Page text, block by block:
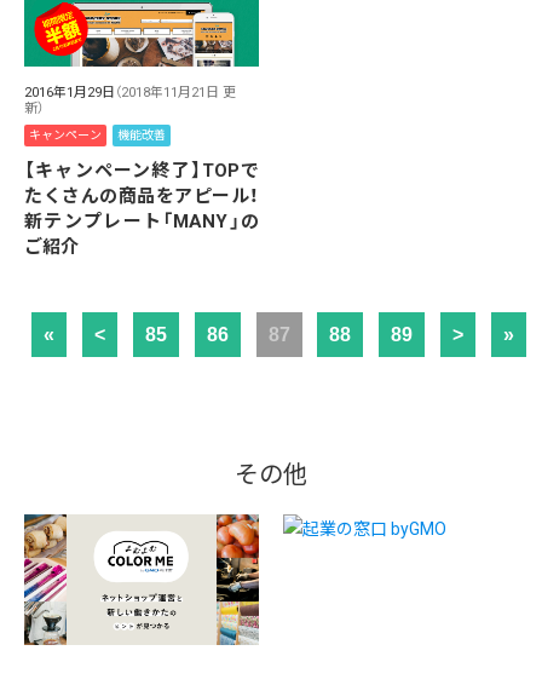
2016年1月29日 （2018年11月21日 更
新）
キャンペーン 機能改善
【キャンペーン終了】TOPで
たくさんの商品をアピール！
新テンプレート「MANY」の
ご紹介
« < 85 86 87 88 89 > »
その他